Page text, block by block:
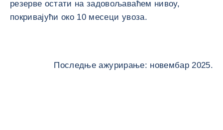
резерве остати на задовољаваћем нивоу,
покривајући око 10 месеци увоза.
Последње ажурирање: новембар 2025.